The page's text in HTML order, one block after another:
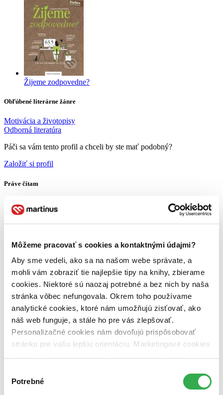
Môžeme pracovať s cookies a kontaktnými údajmi?
Aby sme vedeli, ako sa na našom webe správate, a
mohli vám zobraziť tie najlepšie tipy na knihy, zbierame
cookies. Niektoré sú naozaj potrebné a bez nich by naša
stránka vôbec nefungovala. Okrem toho používame
analytické cookies, ktoré nám umožňujú zisťovať, ako
náš web funguje, a stále ho pre vás zlepšovať.
Personalizačné cookies nám dovoľujú prispôsobovať
stránku pre vašu lepšiu orientáciu. Marketingové cookies
nám pomohlo, keby sme mohli používať všetky tieto
súhlasu
Potrebné
Žijeme zodpovedne?
Obľúbené literárne žánre
Motivácia a životopisy
Odborná literatúra
Páči sa vám tento profil a chceli by ste mať podobný?
Založiť si profil
Práve čítam
99: Hokejové príbehy
Algoritmy v C